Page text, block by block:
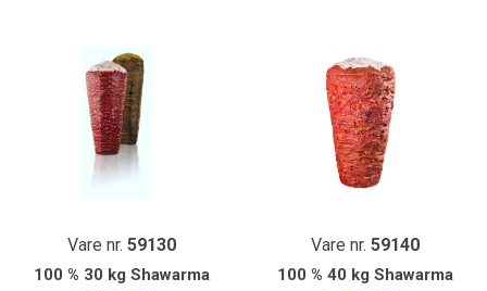
Vare nr. 59130
100 % 30 kg Shawarma
Vare nr. 59140
100 % 40 kg Shawarma